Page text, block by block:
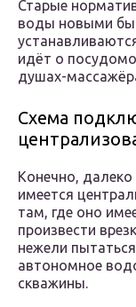
Старые
воды новыми
идёт о
душах-
Схема
Конечно, далеко
имеется
там, где оно
произвести
нежели
автономное
скважины.